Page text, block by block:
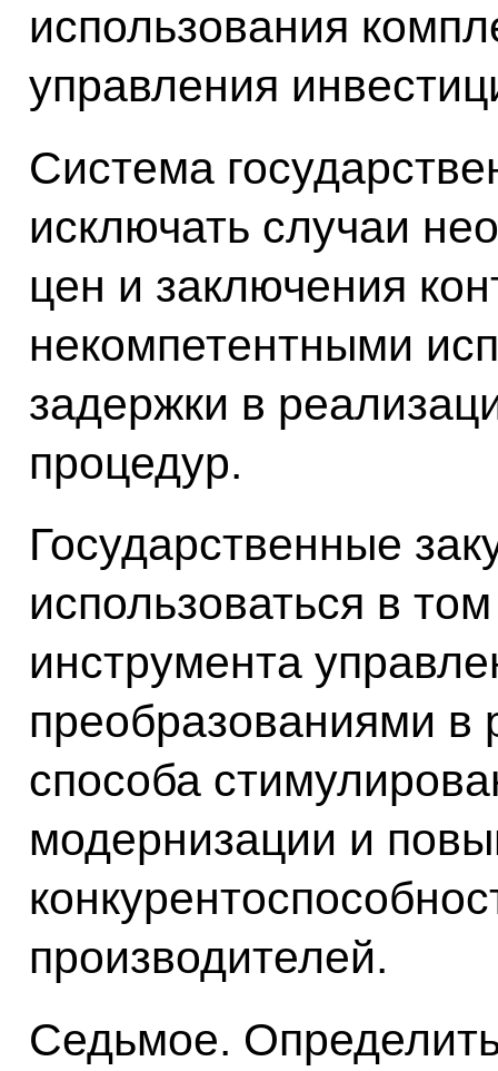
использования
управления
Система
исключать случаи
цен и заключения
некомпетентными
задержки в
процедур.
Государственные
использоваться в
инструмента
преобразованиями в
способа
модернизации и
производителей.
Седьмое.